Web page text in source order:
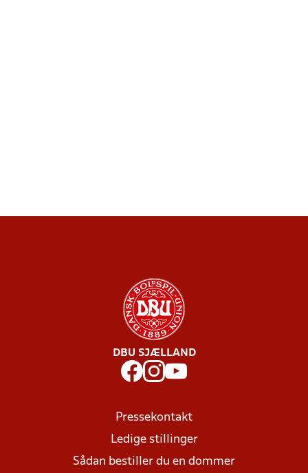
DBU SJÆLLAND
Pressekontakt
Ledige stillinger
Sådan bestiller du en dommer